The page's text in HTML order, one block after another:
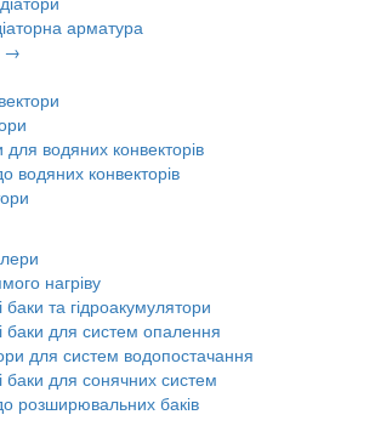
арматура
→
для водяних конвекторів
водяних конвекторів
нагріву
та гідроакумулятори
баки для систем опалення
для систем водопостачання
для сонячних систем
розширювальних баків